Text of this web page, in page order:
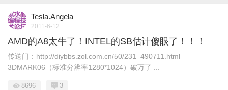
Tesla.Angela
2011-6-12
AMD的A8太牛了！INTEL的SB估计傻眼了！！！
传送门：http://diybbs.zol.com.cn/50/231_490711.html
3DMARK06（标准分辨率1280*1024）破万了 ...
8696 3